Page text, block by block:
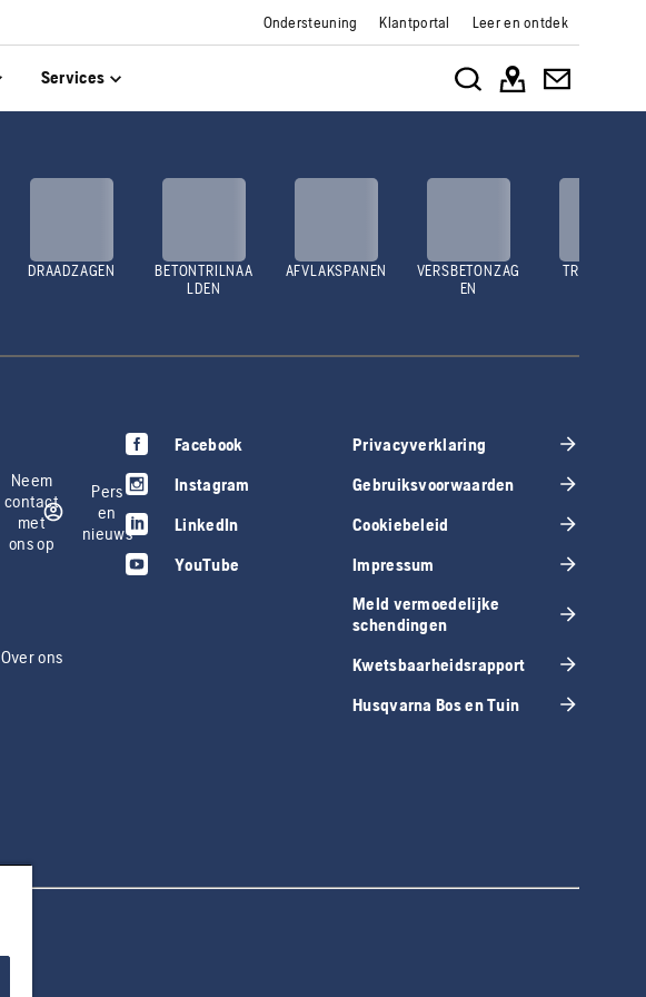
Ondersteuning Klantportal Leer en ontdek
Services
DRAADZAGEN
BETONTRILNAA
LDEN
AFVLAKSPANEN
VERSBETONZAG
EN
TRILPLATEN
Neem
contact
met
ons op
Pers
en
nieuws
Over ons
Facebook
Instagram
LinkedIn
YouTube
Privacyverklaring
Gebruiksvoorwaarden
Cookiebeleid
Impressum
Meld vermoedelijke
schendingen
Kwetsbaarheidsrapport
Husqvarna Bos en Tuin